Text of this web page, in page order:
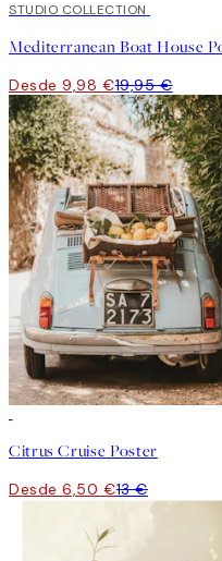
50%*
STUDIO COLLECTION
Desde 9,98 €19,95 €
Citrus Cruise Poster
Desde 6,50 €13 €